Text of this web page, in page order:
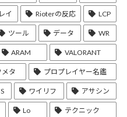
イ Rioterの反応 LCP
ツール データ WR
ARAM VALORANT
メタ プロプレイヤー名鑑
ワイリフ アサシン
Lo テクニック